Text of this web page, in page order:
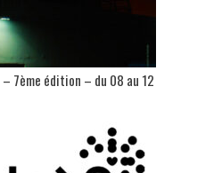
7ème édition – du 08 au 12